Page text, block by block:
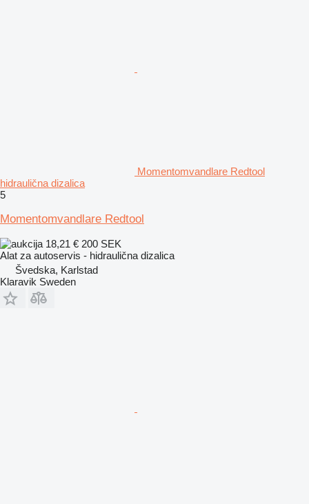
Momentomvandlare Redtool
hidraulična dizalica
5
Momentomvandlare Redtool
18,21 € 200 SEK
Alat za autoservis - hidraulična dizalica
Švedska, Karlstad
Klaravik Sweden